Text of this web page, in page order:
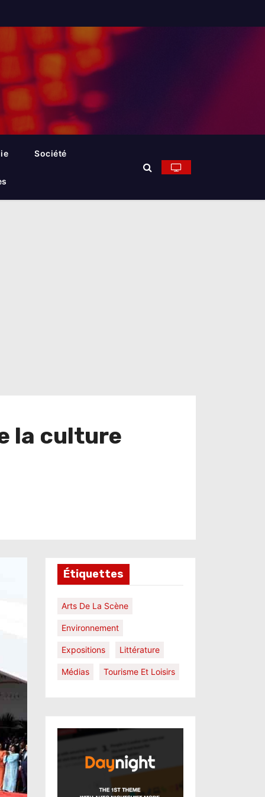
Société
la culture
Étiquettes
Arts De La Scène
Environnement
Expositions Littérature
Médias Tourisme Et Loisirs